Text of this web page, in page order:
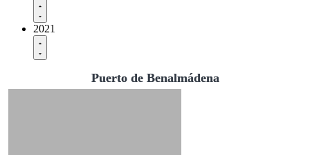
2021
Puerto de Benalmádena